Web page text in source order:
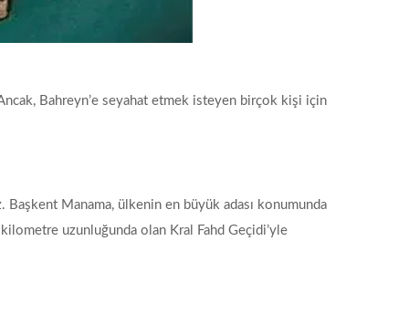
Bahreyn’e seyahat etmek isteyen birçok kişi için
Başkent Manama, ülkenin en büyük adası konumunda
uzunluğunda olan Kral Fahd Geçidi’yle